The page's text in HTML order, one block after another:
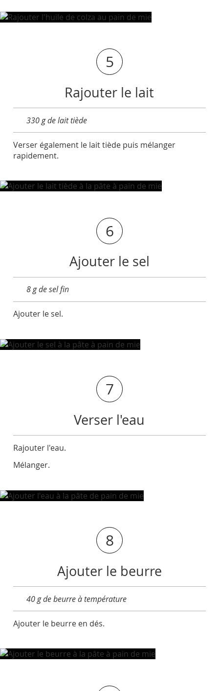
5
Rajouter le lait
330 g de lait tiède
Verser également le lait tiède puis mélanger
rapidement.
6
Ajouter le sel
8 g de sel fin
Ajouter le sel.
7
Verser l'eau
Rajouter l'eau.
Mélanger.
8
Ajouter le beurre
40 g de beurre à température
Ajouter le beurre en dés.